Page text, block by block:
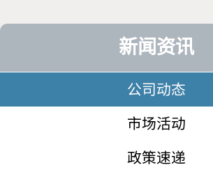
新闻资讯
公司动态
市场活动
政策速递